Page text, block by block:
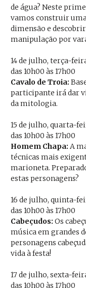
de água? Neste
vamos construir
dimensão e
manipulação por
14 de julho, terça-
das 10h00 às 17h00
Cavalo de Troia:
participante irá dar
da mitologia.
15 de julho, quarta-
das 10h00 às 17h00
Homem Chapa: A
técnicas mais
marioneta.
estas personagens?
16 de julho, quinta-
das 10h00 às 17h00
Cabeçudos: Os
música em grandes
personagens
vida à festa!
17 de julho, sexta-
das 10h00 às 17h00